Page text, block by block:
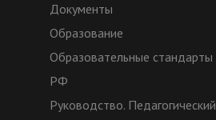
Документы
Образование
Образовательные стандарты
РФ
Руководство. Педагогический